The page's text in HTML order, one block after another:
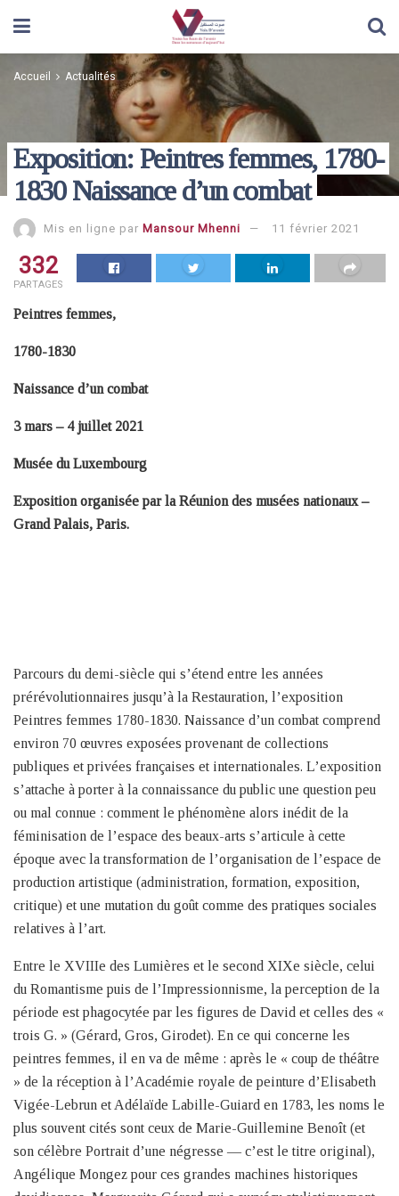
Accueil Actualités
Exposition: Peintres femmes, 1780-
1830 Naissance d’un combat
Mis en ligne par Mansour Mhenni 11 février 2021
332
PARTAGES
Peintres femmes,
1780-1830
Naissance d’un combat
3 mars – 4 juillet 2021
Musée du Luxembourg
Exposition organisée par la Réunion des musées nationaux –
Grand Palais, Paris.
Parcours du demi-siècle qui s’étend entre les années
prérévolutionnaires jusqu’à la Restauration, l’exposition
Peintres femmes 1780-1830. Naissance d’un combat comprend
environ 70 œuvres exposées provenant de collections
publiques et privées françaises et internationales. L’exposition
s’attache à porter à la connaissance du public une question peu
ou mal connue : comment le phénomène alors inédit de la
féminisation de l’espace des beaux-arts s’articule à cette
époque avec la transformation de l’organisation de l’espace de
production artistique (administration, formation, exposition,
critique) et une mutation du goût comme des pratiques sociales
relatives à l’art.
Entre le XVIIIe des Lumières et le second XIXe siècle, celui
du Romantisme puis de l’Impressionnisme, la perception de la
période est phagocytée par les figures de David et celles des «
trois G. » (Gérard, Gros, Girodet). En ce qui concerne les
peintres femmes, il en va de même : après le « coup de théâtre
» de la réception à l’Académie royale de peinture d’Elisabeth
Vigée-Lebrun et Adélaïde Labille-Guiard en 1783, les noms le
plus souvent cités sont ceux de Marie-Guillemine Benoît (et
son célèbre Portrait d’une négresse — c’est le titre original),
Angélique Mongez pour ces grandes machines historiques